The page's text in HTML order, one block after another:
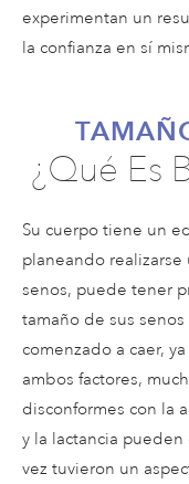
experimentan un
la confianza en sí
¿Qué Es
Su cuerpo tiene un
planeando
senos, puede tener
tamaño de sus
comenzado a caer,
ambos factores,
disconformes con la
y la lactancia
vez tuvieron un